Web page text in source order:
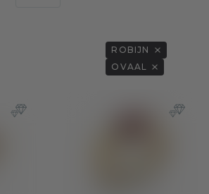
ROBIJN
OVAAL